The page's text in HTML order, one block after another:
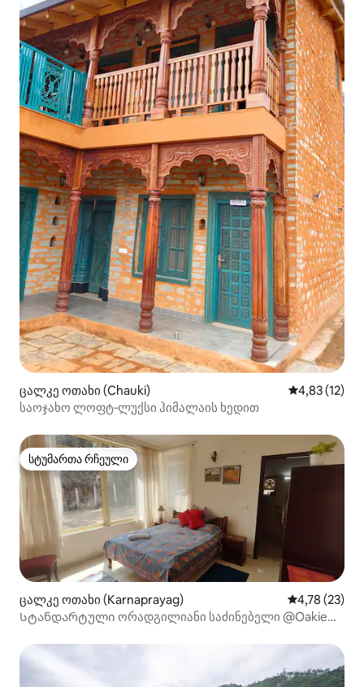
ცალკე ოთახი (Chauki) საშუალო
4,83 (12)
საოჯახო ლოფტ‑ლუქსი ჰიმალაის ხედით
სტუმართა რჩეული
სტუმართა რჩეული
ცალკე ოთახი (Karnaprayag) საშუალო
4,78 (23)
Სტანდარტული ორადგილიანი საძინებელი @Oakie